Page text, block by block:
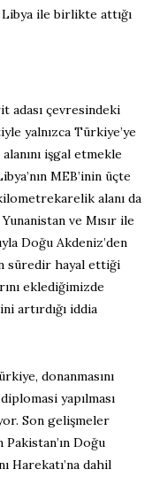
ile birlikte attığı
adası çevresindeki
yalnızca Türkiye’ye
işgal etmekle
MEB’inin üçte
alanı da
ve Mısır ile
Doğu Akdeniz’den
süredir hayal ettiği
eklediğimizde
artırdığı iddia
donanmasını
yapılması
Son gelişmeler
Pakistan’ın Doğu
Harekatı’na dahil